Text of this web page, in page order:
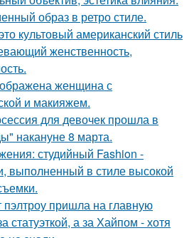
образ в ретро стиле.
культовый американский стиль
женственность,
женщина с
и макияжем.
для девочек прошла в
накануне 8 марта.
студийный Fashion -
выполненный в стиле высокой
пэлтроу пришла на главную
статуэткой, а за Хайпом - хотя